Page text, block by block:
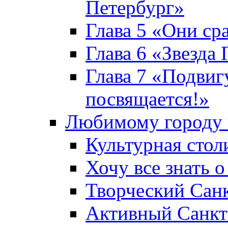
Петербург»
Глава 5 «Они
Глава 6 «Звезда
Глава 7
посвящается!»
Любимому городу
Культурная
Хочу все знать
Творческий
Активный